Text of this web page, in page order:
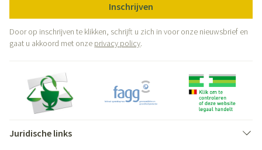
Inschrijven
Door op inschrijven te klikken, schrijft u zich in voor onze nieuwsbrief en
gaat u akkoord met onze privacy policy.
Juridische links